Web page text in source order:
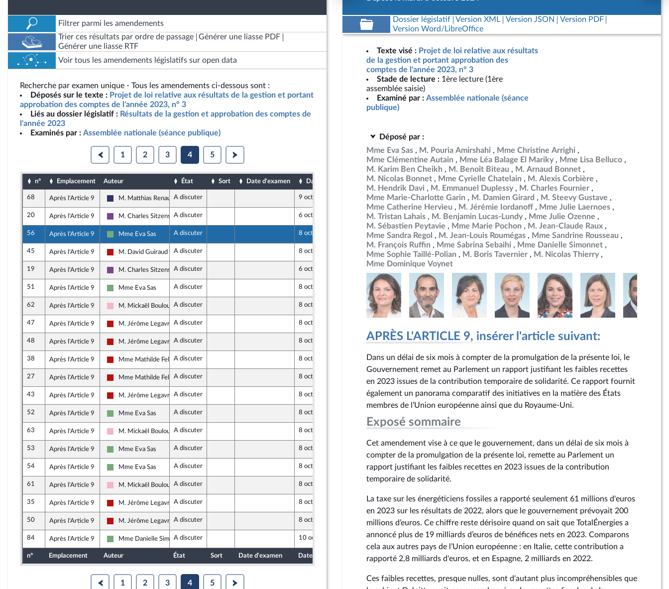
Filtrer parmi les amendements
Trier ces résultats par ordre de passage
Générer une liasse PDF
Générer une liasse RTF
Voir tous les amendements législatifs sur open data
Recherche par examen unique - Tous les amendements ci-dessous sont :
Déposés sur le texte : Projet de loi relative aux résultats de la gestion et portant
approbation des comptes de l'année 2023, n° 3
Liés au dossier législatif : Résultats de la gestion et approbation des comptes de
l'année 2023
Examinés par : Assemblée nationale (séance publique)
1 2 3 4 5
n° Emplacement Auteur État Sort Date d'examen Date de dépôt
68 Après l'Article 9
Rassemblement National
M. Matthias RenaultA discuter 9 octobre 2024
20 Après l'Article 9
Ensemble pour la République
M. Charles SitzenstuhlA discuter 6 octobre 2024
56 Après l'Article 9
Écologiste et Social
Mme Eva Sas A discuter 8 octobre 2024
45 Après l'Article 9
La France insoumise - Nouveau Front Populaire
M. David Guiraud A discuter 8 octobre 2024
19 Après l'Article 9
Ensemble pour la République
M. Charles SitzenstuhlA discuter 6 octobre 2024
51 Après l'Article 9
Écologiste et Social
Mme Eva Sas A discuter 8 octobre 2024
62 Après l'Article 9
Socialistes et apparentés
M. Mickaël Bouloux A discuter 8 octobre 2024
47 Après l'Article 9
La France insoumise - Nouveau Front Populaire
M. Jérôme Legavre A discuter 8 octobre 2024
48 Après l'Article 9
La France insoumise - Nouveau Front Populaire
M. Jérôme Legavre A discuter 8 octobre 2024
38 Après l'Article 9
La France insoumise - Nouveau Front Populaire
Mme Mathilde Feld A discuter 8 octobre 2024
27 Après l'Article 9
La France insoumise - Nouveau Front Populaire
Mme Mathilde Feld A discuter 8 octobre 2024
43 Après l'Article 9
La France insoumise - Nouveau Front Populaire
M. Jérôme Legavre A discuter 8 octobre 2024
52 Après l'Article 9
Écologiste et Social
Mme Eva Sas A discuter 8 octobre 2024
63 Après l'Article 9
Socialistes et apparentés
M. Mickaël Bouloux A discuter 8 octobre 2024
53 Après l'Article 9
Écologiste et Social
Mme Eva Sas A discuter 8 octobre 2024
54 Après l'Article 9
Écologiste et Social
Mme Eva Sas A discuter 8 octobre 2024
61 Après l'Article 9
Socialistes et apparentés
M. Mickaël Bouloux A discuter 8 octobre 2024
35 Après l'Article 9
La France insoumise - Nouveau Front Populaire
M. Jérôme Legavre A discuter 8 octobre 2024
50 Après l'Article 9
La France insoumise - Nouveau Front Populaire
M. Jérôme Legavre A discuter 8 octobre 2024
84 Après l'Article 9
Écologiste et Social
Mme Danielle SimonnetA discuter 10 octobre 2024
n° Emplacement Auteur État Sort Date d'examen Date de dépôt
1 2 3 4 5
Dossier législatif Version XML Version JSON
Version PDF
Version Word/LibreOffice
Texte visé : Projet de loi relative aux résultats
de la gestion et portant approbation des
comptes de l'année 2023, n° 3
Stade de lecture : 1ère lecture (1ère
assemblée saisie)
Examiné par : Assemblée nationale (séance
publique)
Déposé par :
Mme Eva Sas
M. Pouria Amirshahi
Mme Christine Arrighi
Mme Clémentine Autain
Mme Léa Balage El Mariky
Mme Lisa Belluco
M. Karim Ben Cheikh
M. Benoît Biteau
M. Arnaud Bonnet
M. Nicolas Bonnet
Mme Cyrielle Chatelain
M. Alexis Corbière
M. Hendrik Davi
M. Emmanuel Duplessy
M. Charles Fournier
Mme Marie-Charlotte Garin
M. Damien Girard
M. Steevy Gustave
Mme Catherine Hervieu
M. Jérémie Iordanoff
Mme Julie Laernoes
M. Tristan Lahais
M. Benjamin Lucas-Lundy
Mme Julie Ozenne
M. Sébastien Peytavie
Mme Marie Pochon
M. Jean-Claude Raux
Mme Sandra Regol
M. Jean-Louis Roumégas
Mme Sandrine Rousseau
M. François Ruffin
Mme Sabrina Sebaihi
Mme Danielle Simonnet
Mme Sophie Taillé-Polian
M. Boris Tavernier
M. Nicolas Thierry
Mme Dominique Voynet
APRÈS L'ARTICLE 9, insérer l'article suivant:
Dans un délai de six mois à compter de la promulgation de la présente loi, le
Gouvernement remet au Parlement un rapport justifiant les faibles recettes
en 2023 issues de la contribution temporaire de solidarité. Ce rapport fournit
également un panorama comparatif des initiatives en la matière des États
membres de l’Union européenne ainsi que du Royaume-Uni.
Exposé sommaire
Cet amendement vise à ce que le gouvernement, dans un délai de six mois à
compter de la promulgation de la présente loi, remette au Parlement un
rapport justifiant les faibles recettes en 2023 issues de la contribution
temporaire de solidarité.
La taxe sur les énergéticiens fossiles a rapporté seulement 61 millions d'euros
en 2023 sur les résultats de 2022, alors que le gouvernement prévoyait 200
millions d’euros. Ce chiffre reste dérisoire quand on sait que TotalÉnergies a
annoncé plus de 19 milliards d’euros de bénéfices nets en 2023. Comparons
cela aux autres pays de l’Union européenne : en Italie, cette contribution a
rapporté 2,8 milliards d'euros, et en Espagne, 2 milliards en 2022.
Ces faibles recettes, presque nulles, sont d'autant plus incompréhensibles que